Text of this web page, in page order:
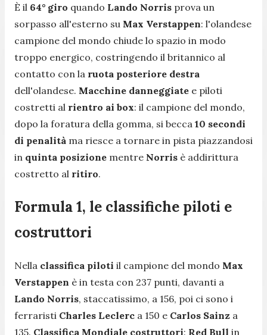
È il 64° giro quando Lando Norris prova un
sorpasso all'esterno su Max Verstappen: l'olandese
campione del mondo chiude lo spazio in modo
troppo energico, costringendo il britannico al
contatto con la ruota posteriore destra
dell'olandese. Macchine danneggiate e piloti
costretti al rientro ai box: il campione del mondo,
dopo la foratura della gomma, si becca 10 secondi
di penalità ma riesce a tornare in pista piazzandosi
in quinta posizione mentre Norris è addirittura
costretto al ritiro.
Formula 1, le classifiche piloti e
costruttori
Nella classifica piloti il campione del mondo Max
Verstappen è in testa con 237 punti, davanti a
Lando Norris, staccatissimo, a 156, poi ci sono i
ferraristi Charles Leclerc a 150 e Carlos Sainz a
135. Classifica Mondiale costruttori: Red Bull in